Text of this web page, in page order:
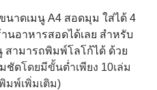
นาดเมนู A4 สอดมุม ใส่ได้ 4
นอาหารสอดได้เลย สำหรับ
สามารถพิมพ์โลโก้ได้ ด้วย
ชัดโดยมีขั้นต่ำเพียง 10เล่ม
มพ์เพิ่มเติม)